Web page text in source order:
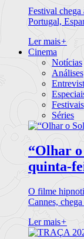
Festival chega
Portugal,
Ler mais+
Cinema
Notícias
Análises
Festivais
Séries
“Olhar
quinta-
O filme
Cannes,
Ler mais+